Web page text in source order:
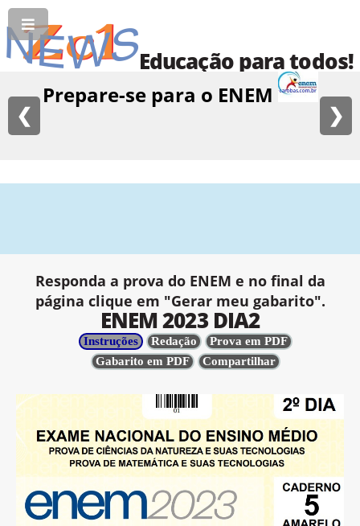
Educação para todos!
Prepare-se para o ENEM
❮ ❯
Responda a prova do ENEM e no final da
página clique em "Gerar meu gabarito".
ENEM 2023 DIA2
Instruções Redação Prova em PDF
Gabarito em PDF Compartilhar